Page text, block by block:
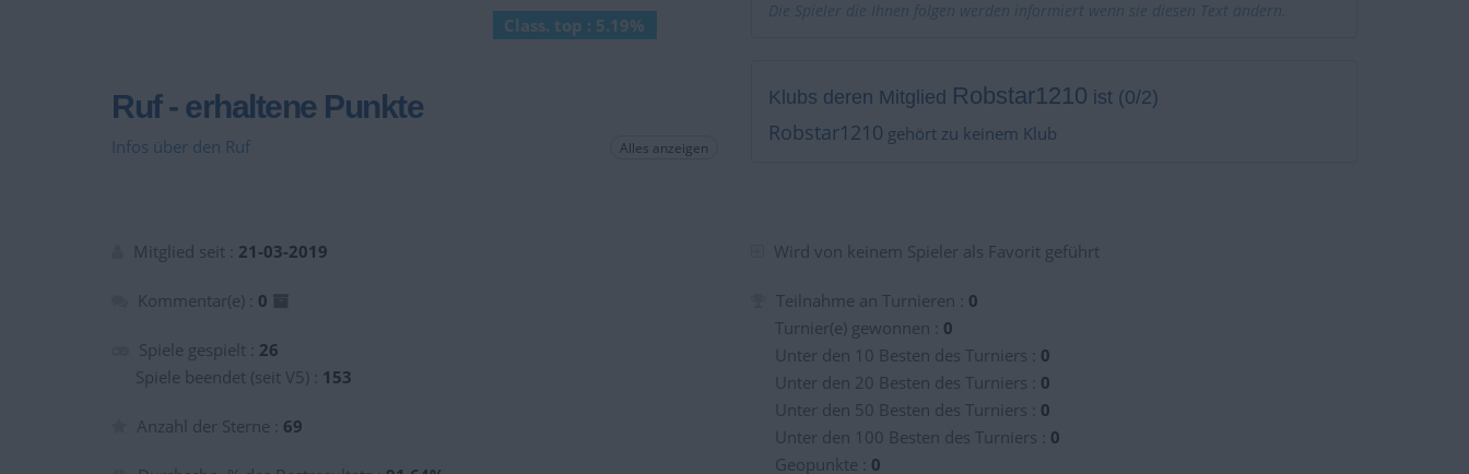
Class. top : 5.19%
Ruf - erhaltene Punkte
Infos über den Ruf Alles anzeigen
Die Spieler die Ihnen folgen werden informiert wenn sie diesen Text ändern.
Klubs deren Mitglied Robstar1210 ist (0/2)
Robstar1210 gehört zu keinem Klub
Mitglied seit : 21-03-2019
Kommentar(e) : 0
Spiele gespielt : 26
Spiele beendet (seit V5) : 153
Anzahl der Sterne : 69
Wird von keinem Spieler als Favorit geführt
Teilnahme an Turnieren : 0
Turnier(e) gewonnen : 0
Unter den 10 Besten des Turniers : 0
Unter den 20 Besten des Turniers : 0
Unter den 50 Besten des Turniers : 0
Unter den 100 Besten des Turniers : 0
Geopunkte : 0